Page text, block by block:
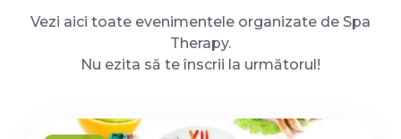
Vezi aici toate evenimentele organizate de Spa
Therapy.
Nu ezita să te înscrii la următorul!